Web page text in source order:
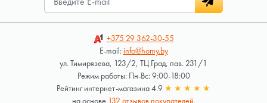
+375 29362-30-55
E-mail:info@homy.by
ул. Тимирязева, 123/2, ТЦ Град, пав. 231/1
Режим работы: Пн-Вс: 9:00-18:00
Рейтинг интернет-магазина 4.9 ★ ★ ★ ★ ★
на основе 132 отзывов покупателей.